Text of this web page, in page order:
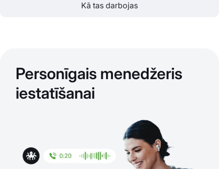
Kā tas darbojas
Personīgais menedžeris
iestatīšanai